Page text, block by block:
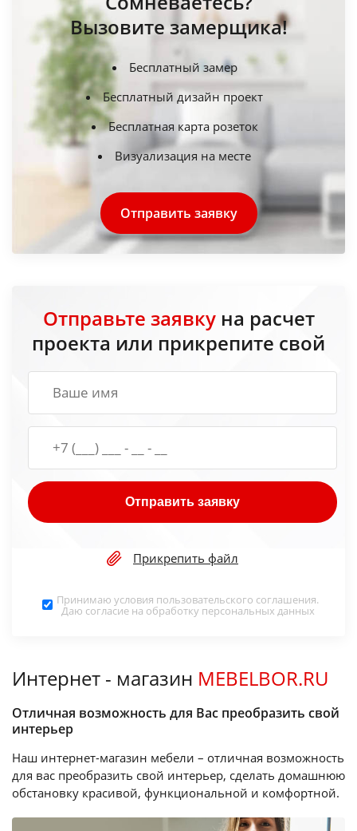
Вызовите замерщика!
Бесплатный замер
Бесплатный дизайн проект
Бесплатная карта розеток
Визуализация на месте
Отправить заявку
Отправьте заявкуна расчет
проекта или прикрепите свой
Отправить заявку
Прикрепить файл
Принимаю условия пользовательского соглашения.
Даю согласие на обработку персональных данных
Интернет - магазин MEBELBOR.RU
Отличная возможность для Вас преобразить свой
интерьер
Наш интернет-магазин мебели – отличная возможность
для вас преобразить свой интерьер, сделать домашнюю
обстановку красивой, функциональной и комфортной.